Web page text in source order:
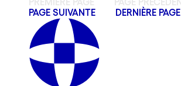
PAGE SUIVANTE
DERNIÈRE PAGE